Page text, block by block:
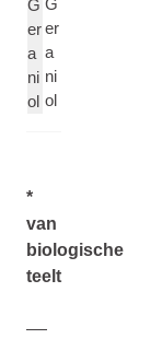
G
er
a
ni
ol
G
er
a
ni
ol
*
van
biologische
teelt